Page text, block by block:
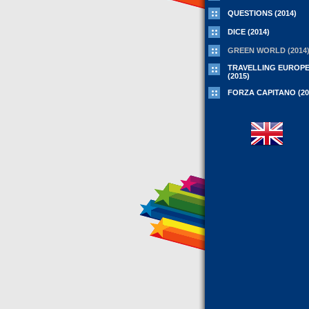
QUESTIONS (2014)
DICE (2014)
GREEN WORLD (2014)
TRAVELLING EUROPE
(2015)
FORZA CAPITANO